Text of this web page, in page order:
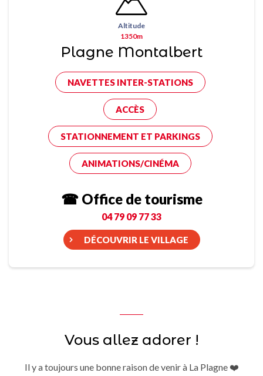
Altitude
1350m
Plagne Montalbert
NAVETTES INTER-STATIONS
ACCÈS
STATIONNEMENT ET PARKINGS
ANIMATIONS/CINÉMA
☎ Office de tourisme
04 79 09 77 33
DÉCOUVRIR LE VILLAGE
Vous allez adorer !
Il y a toujours une bonne raison de venir à La Plagne ❤️